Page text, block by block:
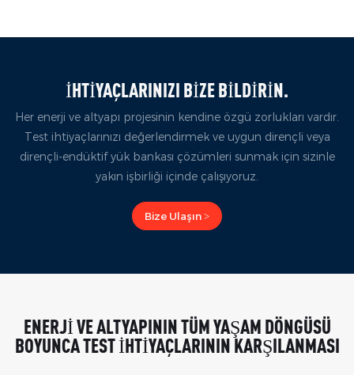
İHTIYAÇLARINIZI BIZE BILDIRIN.
Her enerji ve altyapı projesinin kendine özgü zorlukları vardır.
Test ihtiyaçlarınızı değerlendirmek ve uygun dirençli veya
dirençli-endüktif yük bankası çözümleri sunmak için sizinle
yakın işbirliği içinde çalışıyoruz.
Bize Ulaşın >
ENERJI VE ALTYAPININ TÜM YAŞAM DÖNGÜSÜ
BOYUNCA TEST İHTIYAÇLARININ KARŞILANMASI